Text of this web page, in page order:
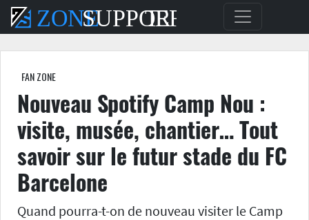
FAN ZONE
Nouveau Spotify Camp Nou :
visite, musée, chantier… Tout
savoir sur le futur stade du FC
Barcelone
Quand pourra-t-on de nouveau visiter le Camp